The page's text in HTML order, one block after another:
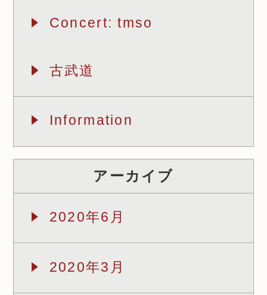
Concert: tmso
古武道
Information
アーカイブ
2020年6月
2020年3月